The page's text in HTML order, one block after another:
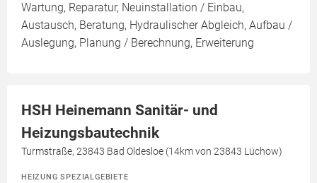
Wartung, Reparatur, Neuinstallation / Einbau,
Austausch, Beratung, Hydraulischer Abgleich, Aufbau /
Auslegung, Planung / Berechnung, Erweiterung
HSH Heinemann Sanitär- und
Heizungsbautechnik
Turmstraße, 23843 Bad Oldesloe (14km von 23843 Lüchow)
HEIZUNG SPEZIALGEBIETE